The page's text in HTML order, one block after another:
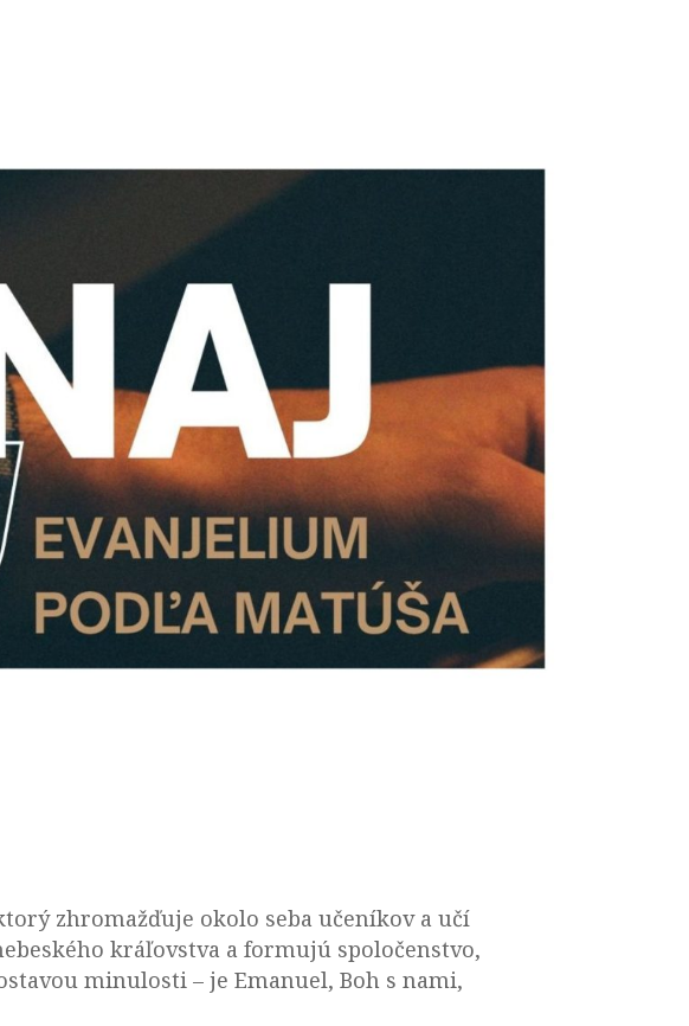
zhromažďuje okolo seba učeníkov a učí
kráľovstva a formujú spoločenstvo,
minulosti – je Emanuel, Boh s nami,